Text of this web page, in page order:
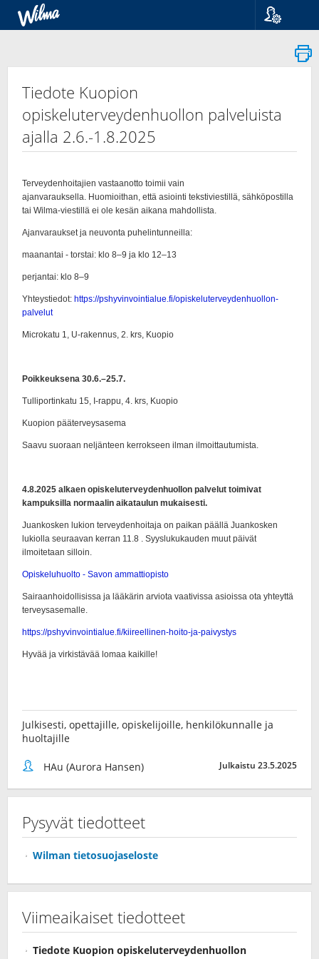
Suomi
Svenska
Tiedote Kuopion
opiskeluterveydenhuollon palveluista
ajalla 2.6.-1.8.2025
Julkisesti, opettajille, opiskelijoille, henkilökunnalle ja
huoltajille
HAu (Aurora Hansen) Julkaistu 23.5.2025
Pysyvät tiedotteet
Wilman tietosuojaseloste
Viimeaikaiset tiedotteet
Tiedote Kuopion opiskeluterveydenhuollon